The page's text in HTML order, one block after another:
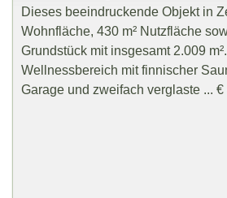
Dieses beeindruckende Objekt in
Wohnfläche, 430 m² Nutzfläche
Grundstück mit insgesamt 2.009
Wellnessbereich mit finnischer
Garage und zweifach verglaste ...